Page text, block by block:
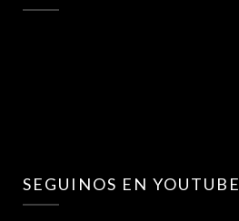
SEGUINOS EN YOUTUBE